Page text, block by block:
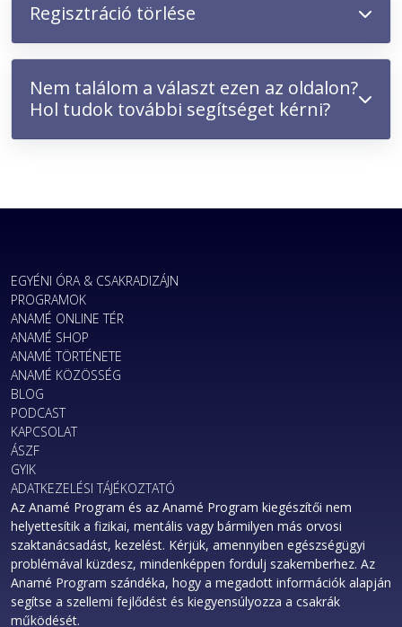
Regisztráció törlése
Nem találom a választ ezen az oldalon?
Hol tudok további segítséget kérni?
EGYÉNI ÓRA & CSAKRADIZÁJN
PROGRAMOK
ANAMÉ ONLINE TÉR
ANAMÉ SHOP
ANAMÉ TÖRTÉNETE
ANAMÉ KÖZÖSSÉG
BLOG
PODCAST
KAPCSOLAT
ÁSZF
GYIK
ADATKEZELÉSI TÁJÉKOZTATÓ
Az Anamé Program és az Anamé Program kiegészítői nem
helyettesítik a fizikai, mentális vagy bármilyen más orvosi
szaktanácsadást, kezelést. Kérjük, amennyiben egészségügyi
problémával küzdesz, mindenképpen fordulj szakemberhez. Az
Anamé Program szándéka, hogy a megadott információk alapján
segítse a szellemi fejlődést és kiegyensúlyozza a csakrák
működését.